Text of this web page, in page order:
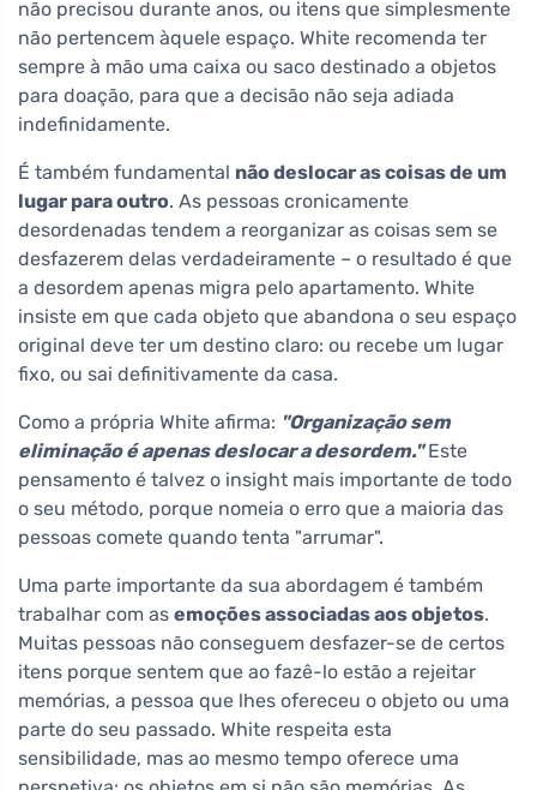
não precisou durante anos, ou itens que simplesmente
não pertencem àquele espaço. White recomenda ter
sempre à mão uma caixa ou saco destinado a objetos
para doação, para que a decisão não seja adiada
indefinidamente.
É também fundamental não deslocar as coisas de um
lugar para outro. As pessoas cronicamente
desordenadas tendem a reorganizar as coisas sem se
desfazerem delas verdadeiramente – o resultado é que
a desordem apenas migra pelo apartamento. White
insiste em que cada objeto que abandona o seu espaço
original deve ter um destino claro: ou recebe um lugar
fixo, ou sai definitivamente da casa.
Como a própria White afirma: "Organização sem
eliminação é apenas deslocar a desordem."Este
pensamento é talvez o insight mais importante de todo
o seu método, porque nomeia o erro que a maioria das
pessoas comete quando tenta "arrumar".
Uma parte importante da sua abordagem é também
trabalhar com as emoções associadas aos objetos.
Muitas pessoas não conseguem desfazer-se de certos
itens porque sentem que ao fazê-lo estão a rejeitar
memórias, a pessoa que lhes ofereceu o objeto ou uma
parte do seu passado. White respeita esta
sensibilidade, mas ao mesmo tempo oferece uma